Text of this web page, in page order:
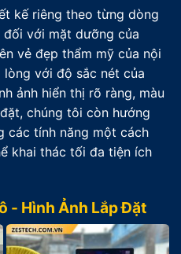
kế riêng theo từng dòng
với mặt dưỡng của
vẻ đẹp thẩm mỹ của nội
với độ sắc nét của
ảnh hiển thị rõ ràng, màu
chúng tôi còn hướng
các tính năng một cách
khai thác tối đa tiện ích
- Hình Ảnh Lắp Đặt